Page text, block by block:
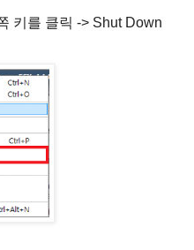
키를 클릭 -> Shut Down